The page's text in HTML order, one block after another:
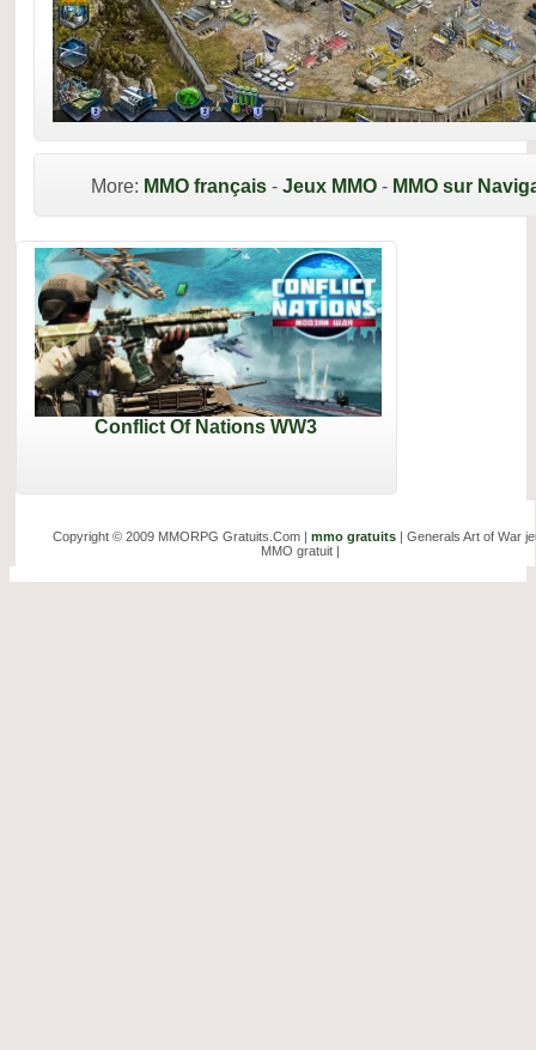
More: MMO français - Jeux MMO - MMO sur
Conflict Of Nations WW3
Copyright © 2009 MMORPG Gratuits.Com | mmo gratuits| Generals Art of War
MMO gratuit |